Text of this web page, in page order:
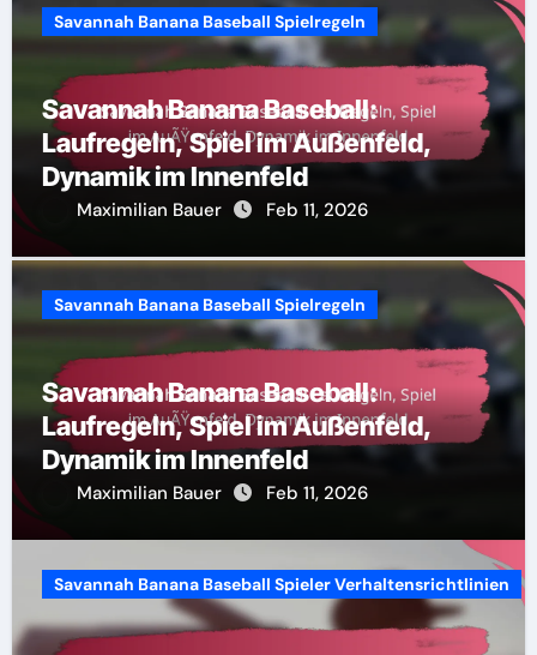
Savannah Banana Baseball Spielregeln
Savannah Banana Baseball:
Laufregeln, Spiel im Außenfeld,
Dynamik im Innenfeld
Maximilian Bauer Feb 11, 2026
Savannah Banana Baseball Spielregeln
Savannah Banana Baseball:
Laufregeln, Spiel im Außenfeld,
Dynamik im Innenfeld
Maximilian Bauer Feb 11, 2026
Savannah Banana Baseball Spieler Verhaltensrichtlinien